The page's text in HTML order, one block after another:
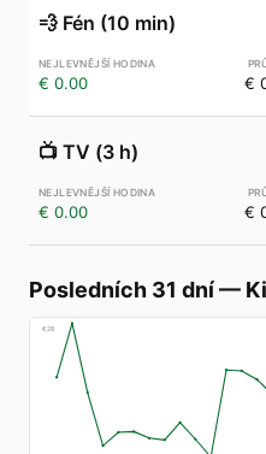
💨 Fén (10 min)
€ 0.00 €
📺 TV (3 h)
€ 0.00 €
Posledních 31 dní—
€28